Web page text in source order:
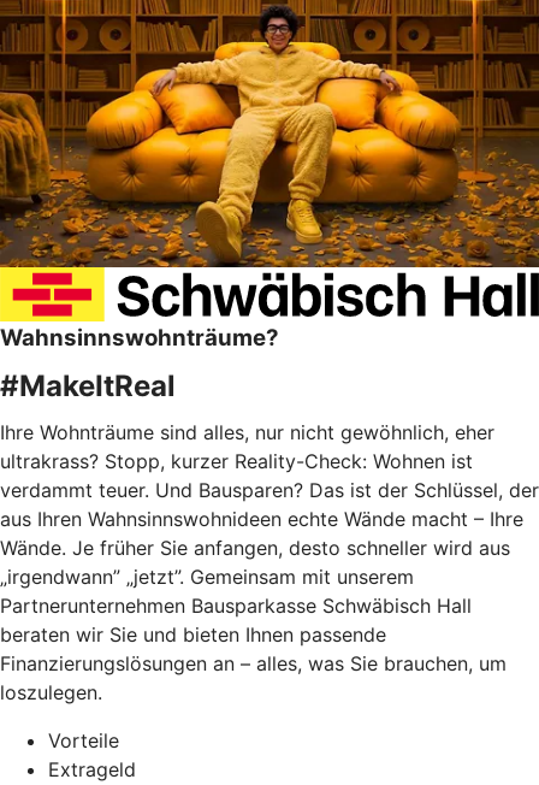
Wahnsinnswohnträume?
#MakeItReal
Ihre Wohnträume sind alles, nur nicht gewöhnlich, eher
ultrakrass? Stopp, kurzer Reality-Check: Wohnen ist
verdammt teuer. Und Bausparen? Das ist der Schlüssel, der
aus Ihren Wahnsinnswohnideen echte Wände macht – Ihre
Wände. Je früher Sie anfangen, desto schneller wird aus
„irgendwann” „jetzt”. Gemeinsam mit unserem
Partnerunternehmen Bausparkasse Schwäbisch Hall
beraten wir Sie und bieten Ihnen passende
Finanzierungslösungen an – alles, was Sie brauchen, um
loszulegen.
Vorteile
Extrageld